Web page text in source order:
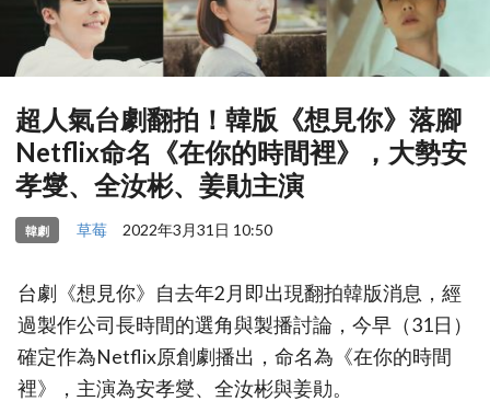
超人氣台劇翻拍！韓版《想見你》落腳
Netflix命名《在你的時間裡》，大勢安
孝燮、全汝彬、姜勛主演
韓劇 草莓 2022年3月31日 10:50
台劇《想見你》自去年2月即出現翻拍韓版消息，經
過製作公司長時間的選角與製播討論，今早（31日）
確定作為Netflix原創劇播出，命名為《在你的時間
裡》，主演為安孝燮、全汝彬與姜勛。